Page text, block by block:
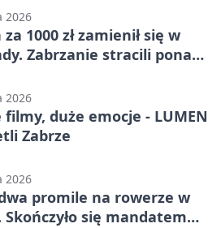
2026
1000 zł zamienił się w
Zabrzanie stracili ponad
2026
duże emocje - LUMEN
Zabrze
2026
promile na rowerze w
Skończyło się mandatem